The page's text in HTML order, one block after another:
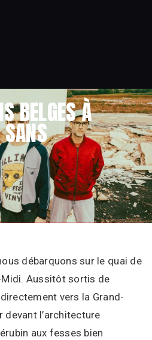
BELGES À
débarquons sur le quai de
Midi. Aussitôt sortis de
vers la Grand-
devant l’architecture
aux fesses bien